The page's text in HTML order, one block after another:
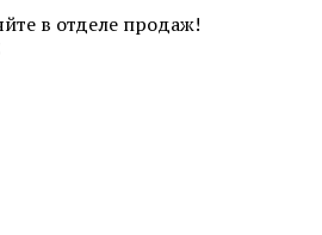
в отделе продаж!